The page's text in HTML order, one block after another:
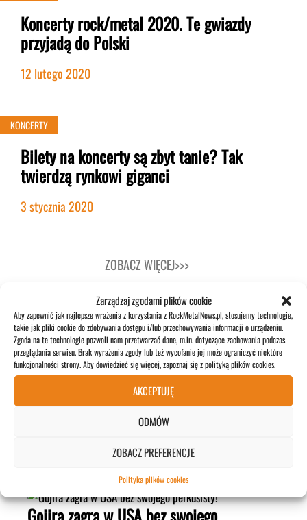
Zarządzaj zgodami plików cookie
Aby zapewnić jak najlepsze wrażenia z korzystania z RockMetalNews.pl, stosujemy technologie,
takie jak pliki cookie do zdobywania dostępu i/lub przechowywania informacji o urządzeniu.
Zgoda na te technologie pozwoli nam przetwarzać dane, m.in. dotyczące zachowania podczas
przeglądania serwisu. Brak wyrażenia zgody lub też wycofanie jej może ograniczyć niektóre
funkcjonalności strony. Aby dowiedzieć się więcej, zapoznaj się z polityką plików cookies.
AKCEPTUJĘ
ODMÓW
ZOBACZ PREFERENCJE
Polityka plików cookies
Koncerty rock/metal 2020. Te gwiazdy
przyjadą do Polski
12 lutego 2020
KONCERTY
Bilety na koncerty są zbyt tanie? Tak
twierdzą rynkowi giganci
3 stycznia 2020
ZOBACZ WIĘCEJ>>>
POPULARNE
Pär Sundström: „Niektórzy ludzie nie
rozumieją muzyki Sabaton”